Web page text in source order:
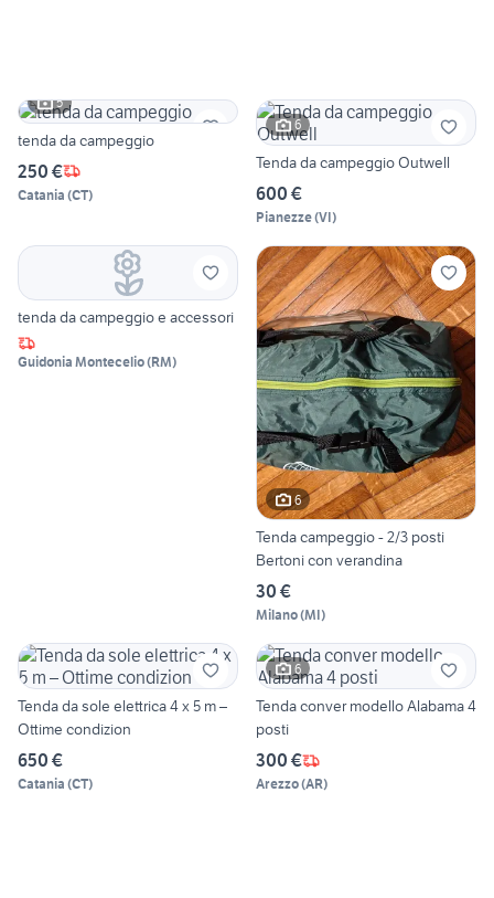
5
tenda da campeggio
250 €
Catania (CT)
6
Tenda da campeggio Outwell
600 €
Pianezze(VI)
tenda da campeggio e accessori
Guidonia Montecelio(RM)
6
Tenda campeggio - 2/3 posti
Bertoni con verandina
30 €
Milano(MI)
Tenda da sole elettrica 4 x 5 m –
Ottime condizion
650 €
Catania (CT)
6
Tenda conver modello Alabama 4
posti
300 €
Arezzo(AR)